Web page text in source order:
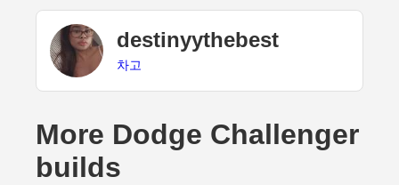
destinyythebest
차고
More Dodge Challenger
builds